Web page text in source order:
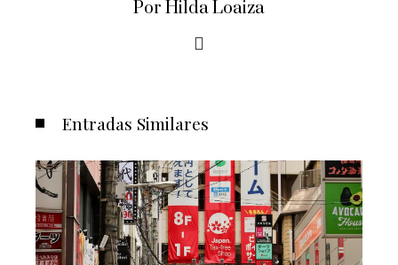
Por Hilda Loaiza
Entradas Similares